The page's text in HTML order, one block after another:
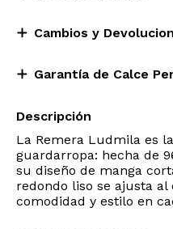
Cambios y
Garantía de Calce
Descripción
La Remera Ludmila es
guardarropa: hecha de
su diseño de manga
redondo liso se ajusta
comodidad y estilo en